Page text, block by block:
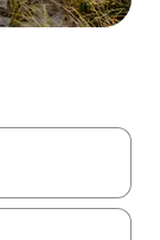
过点击或滑动手势